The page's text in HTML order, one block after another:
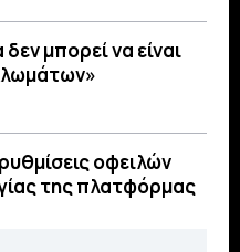
μπορεί να είναι
οφειλών
της πλατφόρμας